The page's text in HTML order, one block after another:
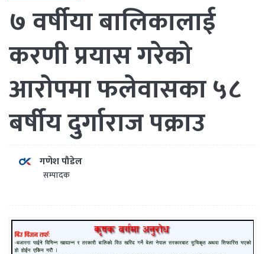
७ वर्षीया बालिकालाई
करणी प्रयास गरेको
आरोपमा फलेवासका ५८
बर्षीय दुर्गाराज पक्राउ
गणेश पौडेल
सम्पादक